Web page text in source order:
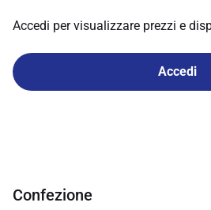
Accedi per visualizzare prezzi e
Accedi
Confezione